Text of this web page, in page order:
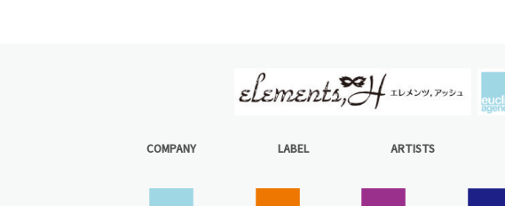
COMPANY LABEL ARTISTS